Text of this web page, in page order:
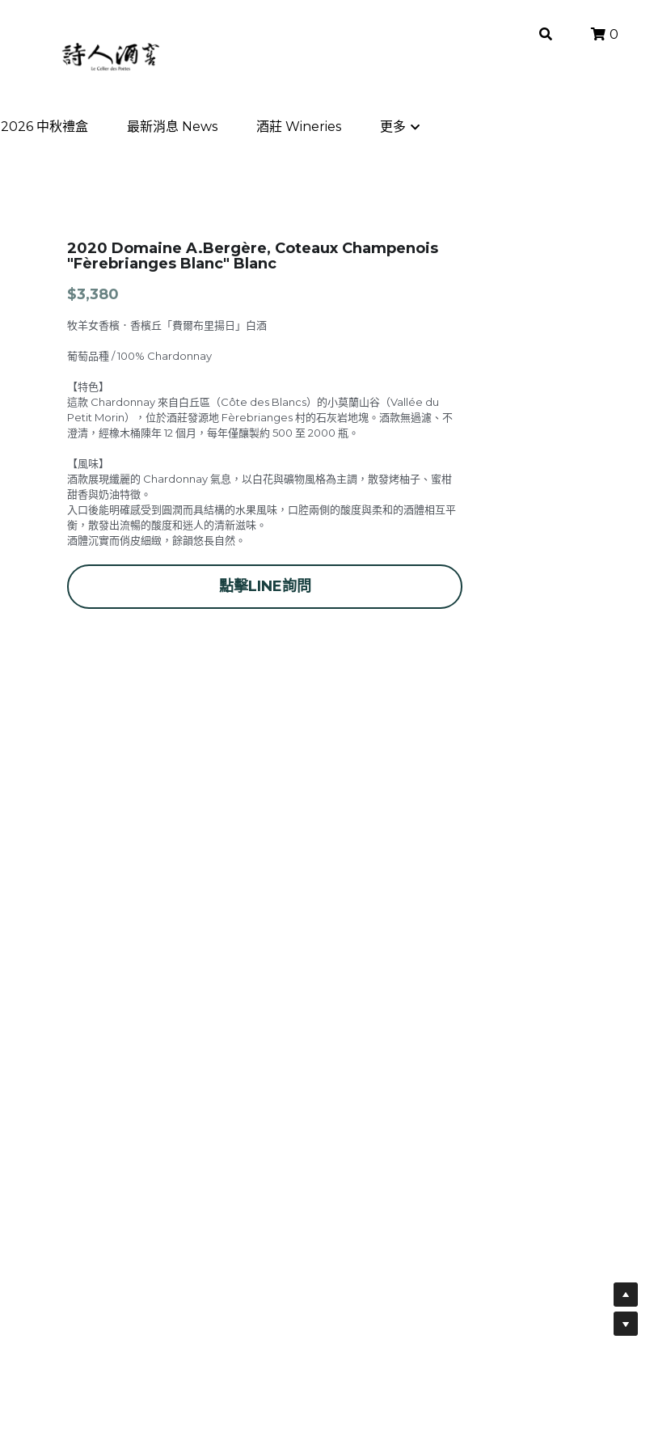
2026 中秋禮盒 最新消息 News 酒莊 Wineries 更多
0
2026 中秋禮盒 最新消息 News 酒莊 Wineries 更多
0
2020 Domaine A.Bergère, Coteaux Champenois
"Fèrebrianges Blanc" Blanc
$3,380
牧羊女香檳．香檳丘「費爾布里揚日」白酒
葡萄品種 / 100% Chardonnay
【特色】
這款 Chardonnay 來自白丘區（Côte des Blancs）的小莫蘭山谷（Vallée du
Petit Morin），位於酒莊發源地 Fèrebrianges 村的石灰岩地塊。酒款無過濾、不
澄清，經橡木桶陳年 12 個月，每年僅釀製約 500 至 2000 瓶。
【風味】
酒款展現纖麗的 Chardonnay 氣息，以白花與礦物風格為主調，散發烤柚子、蜜柑
甜香與奶油特徵。
入口後能明確感受到圓潤而具結構的水果風味，口腔兩側的酸度與柔和的酒體相互平
衡，散發出流暢的酸度和迷人的清新滋味。
酒體沉實而俏皮細緻，餘韻悠長自然。
點擊LINE詢問